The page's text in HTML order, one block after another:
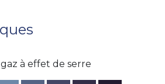
disponibles sur le site
gaz à effet de serre